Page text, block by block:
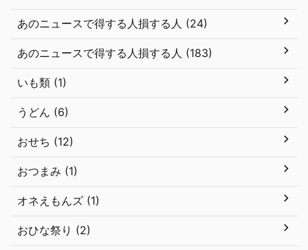
あのニュースで得する人損する人 (24)
あのニュースで得する人損する人 (183)
いも類 (1)
うどん (6)
おせち (12)
おつまみ (1)
オネえもんズ (1)
おひな祭り (2)